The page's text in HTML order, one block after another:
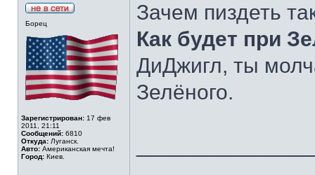
Борец
Зарегистрирован: 17 фев
2011, 21:11
Сообщений: 6810
Откуда: Луганск.
Авто: Американская мечта!
Город: Киев.
Зачем пиздеть
Как будет при
ДиДжигл, ты
Зелёного.